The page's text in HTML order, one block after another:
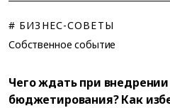
# БИЗНЕС-СОВЕТЫ
Собственное событие
Чего ждать при
бюджетирования? Как